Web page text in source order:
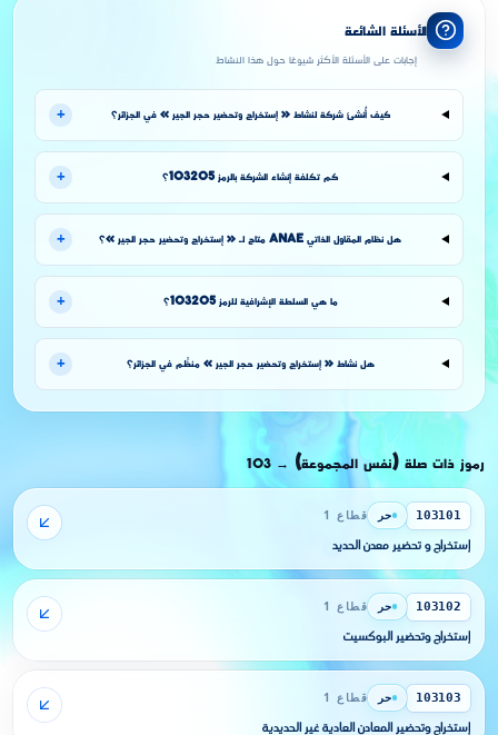
الأسئلة الشائعة
إجابات على الأسئلة الأكثر شيوعًا حول هذا النشاط
كيف أُنشئ شركة لنشاط « إستخراج وتحضير حجر الجير » في الجزائر؟ +
كم تكلفة إنشاء الشركة بالرمز 103205؟ +
هل نظام المقاول الذاتي ANAE متاح لـ « إستخراج وتحضير حجر الجير »؟ +
ما هي السلطة الإشرافية للرمز 103205؟ +
هل نشاط « إستخراج وتحضير حجر الجير » منظَّم في الجزائر؟ +
رموز ذات صلة (نفس المجموعة) →
103
103101 حر قطاع 1
إستخراج و تحضير معدن الحديد
103102 حر قطاع 1
إستخراج وتحضير البوكسيت
103103 حر قطاع 1
إستخراج وتحضير المعادن العادية غير الحديدية